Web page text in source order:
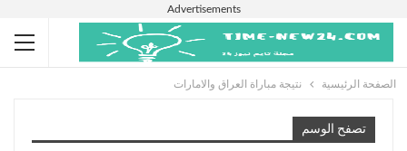
Advertisements
الصفحة الرئيسية نتيجة مباراة العراق والامارات
تصفح الوسم